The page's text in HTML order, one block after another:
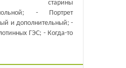
старины
- Портрет
и дополнительный; -
ГЭС; - Когда-то